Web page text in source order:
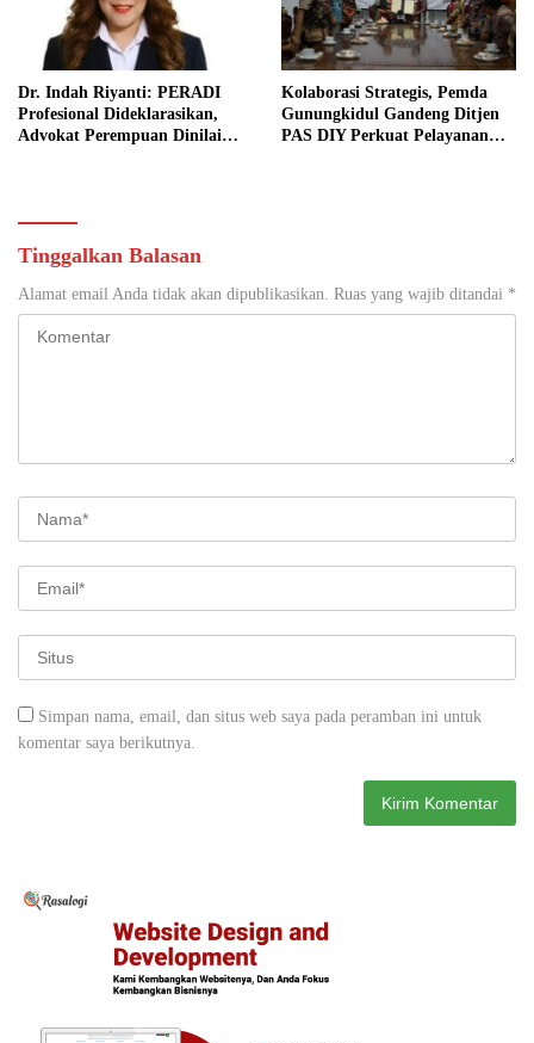
Dr. Indah Riyanti: PERADI
Profesional Dideklarasikan,
Advokat Perempuan Dinilai
Kolaborasi Strategis, Pemda
Gunungkidul Gandeng Ditjen
PAS DIY Perkuat Pelayanan
Tinggalkan Balasan
Alamat email Anda tidak akan dipublikasikan. Ruas yang wajib ditandai *
Simpan nama, email, dan situs web saya pada peramban ini untuk
komentar saya berikutnya.